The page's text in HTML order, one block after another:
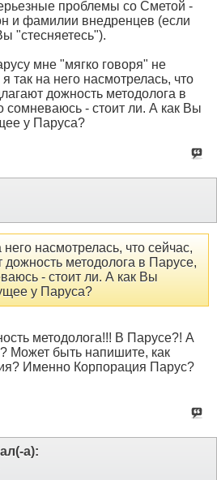
проблемы со Сметой -
и фамилии внедренцев (если
"стесняетесь").
мне "мягко говоря" не
так на него насмотрелась, что
дожность методолога в
сомневаюсь - стоит ли. А как Вы
у Паруса?
насмотрелась, что сейчас,
дожность методолога в Парусе,
- стоит ли. А как Вы
у Паруса?
методолога!!! В Парусе?! А
Может быть напишите, как
Именно Корпорация Парус?
а):